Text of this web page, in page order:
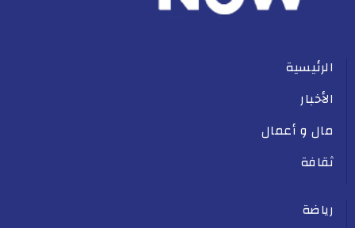
الرئيسية
الأخبار
مال و أعمال
ثقافة
رياضة